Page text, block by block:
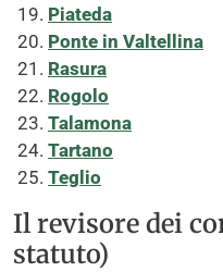
Piateda
Ponte in Valtellina
Rasura
Rogolo
Talamona
Tartano
Teglio
Il revisore dei
statuto)